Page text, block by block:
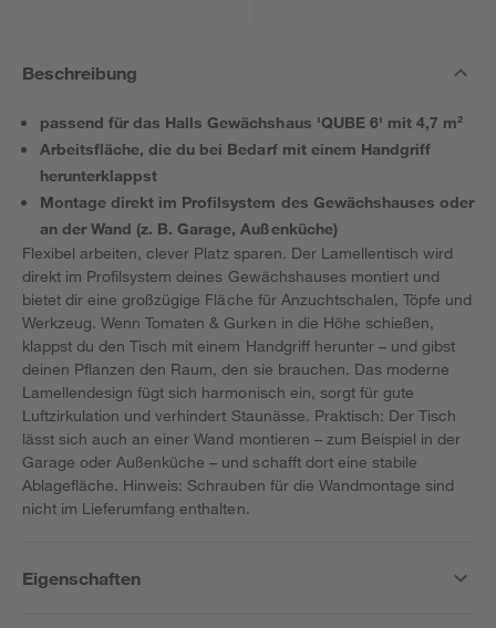
Beschreibung
passend für das Halls Gewächshaus 'QUBE 6' mit 4,7 m²
Arbeitsfläche, die du bei Bedarf mit einem Handgriff
herunterklappst
Montage direkt im Profilsystem des Gewächshauses oder
an der Wand (z. B. Garage, Außenküche)
Flexibel arbeiten, clever Platz sparen. Der Lamellentisch wird
direkt im Profilsystem deines Gewächshauses montiert und
bietet dir eine großzügige Fläche für Anzuchtschalen, Töpfe und
Werkzeug. Wenn Tomaten & Gurken in die Höhe schießen,
klappst du den Tisch mit einem Handgriff herunter – und gibst
deinen Pflanzen den Raum, den sie brauchen. Das moderne
Lamellendesign fügt sich harmonisch ein, sorgt für gute
Luftzirkulation und verhindert Staunässe. Praktisch: Der Tisch
lässt sich auch an einer Wand montieren – zum Beispiel in der
Garage oder Außenküche – und schafft dort eine stabile
Ablagefläche. Hinweis: Schrauben für die Wandmontage sind
nicht im Lieferumfang enthalten.
Eigenschaften